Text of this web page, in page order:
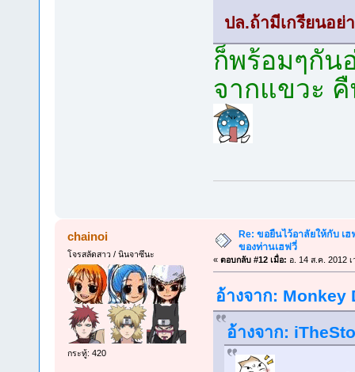
ปล.ถ้ามีเกรียนอย่
ก็พร้อมๆกัน
จากแขวะ คื
chainoi
โจรสลัดสาว / นินจาซึนะ
กระทู้: 420
Re: ขอยืนไว้อาลัยให้กับ เฮ
ของท่านเฮฟวี่
« ตอบกลับ #12 เมื่อ: อ. 14 ส.ค. 2012
อ้างจาก: Monkey
อ้างจาก: